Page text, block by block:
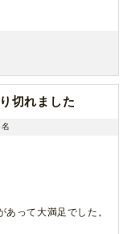
切れました
って大満足でした。